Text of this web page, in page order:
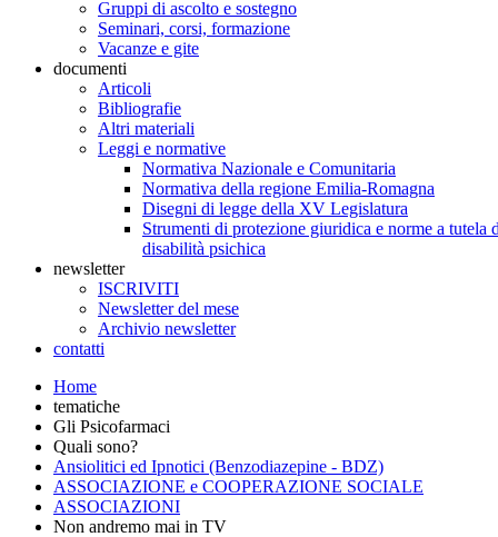
Gruppi di ascolto e sostegno
Seminari, corsi, formazione
Vacanze e gite
documenti
Articoli
Bibliografie
Altri materiali
Leggi e normative
Normativa Nazionale e Comunitaria
Normativa della regione Emilia-Romagna
Disegni di legge della XV Legislatura
Strumenti di protezione giuridica e norme a tutela
disabilità psichica
newsletter
ISCRIVITI
Newsletter del mese
Archivio newsletter
contatti
Home
tematiche
Gli Psicofarmaci
Quali sono?
Ansiolitici ed Ipnotici (Benzodiazepine - BDZ)
ASSOCIAZIONE e COOPERAZIONE SOCIALE
ASSOCIAZIONI
Non andremo mai in TV